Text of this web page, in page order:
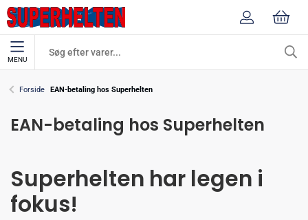
MENU
Forside EAN-betaling hos Superhelten
EAN-betaling hos Superhelten
Superhelten har legen i
fokus!